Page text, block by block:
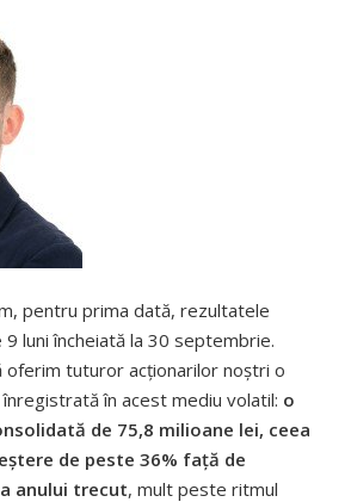
pentru prima dată, rezultatele
luni încheiată la 30 septembrie.
oferim tuturor acționarilor noștri o
în acest mediu volatil: o
de 75,8 milioane lei, ceea
de peste 36% față de
anului trecut, mult peste ritmul